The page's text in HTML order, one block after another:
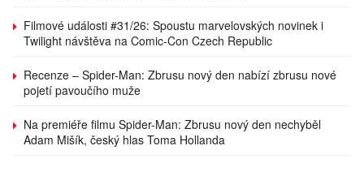
Filmové události #31/26: Spoustu marvelovských novinek i
Twilight návštěva na Comic-Con Czech Republic
Recenze – Spider-Man: Zbrusu nový den nabízí zbrusu nové
pojetí pavoučího muže
Na premiéře filmu Spider-Man: Zbrusu nový den nechyběl
Adam Mišík, český hlas Toma Hollanda